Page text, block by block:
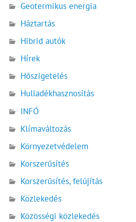
Geotermikus energia
Háztartás
Hibrid autók
Hírek
Hőszigetelés
Hulladékhasznosítás
INFÓ
Klímaváltozás
Környezetvédelem
Korszerűsítés
Korszerűsítés, felújítás
Közlekedés
Közösségi közlekedés